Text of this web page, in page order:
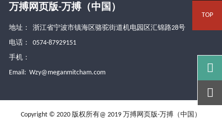
万搏网页版-万搏（中国）
地址： 浙江省宁波市镇海区骆驼街道机电园区汇锦路28号
电话： 0574-87929151
手机：
Email: Wzy@meganmitcham.com
Copyright © 2020 版权所有@ 2019 万搏网页版-万搏（中国）


TOP